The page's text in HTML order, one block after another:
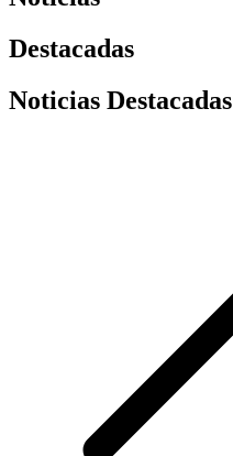
Destacadas
Noticias Destacadas